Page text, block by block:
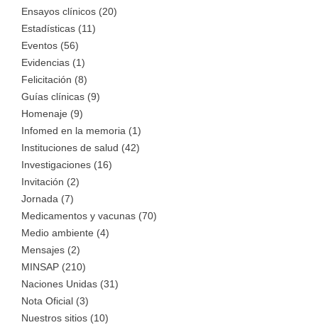
Ensayos clínicos (20)
Estadísticas (11)
Eventos (56)
Evidencias (1)
Felicitación (8)
Guías clínicas (9)
Homenaje (9)
Infomed en la memoria (1)
Instituciones de salud (42)
Investigaciones (16)
Invitación (2)
Jornada (7)
Medicamentos y vacunas (70)
Medio ambiente (4)
Mensajes (2)
MINSAP (210)
Naciones Unidas (31)
Nota Oficial (3)
Nuestros sitios (10)